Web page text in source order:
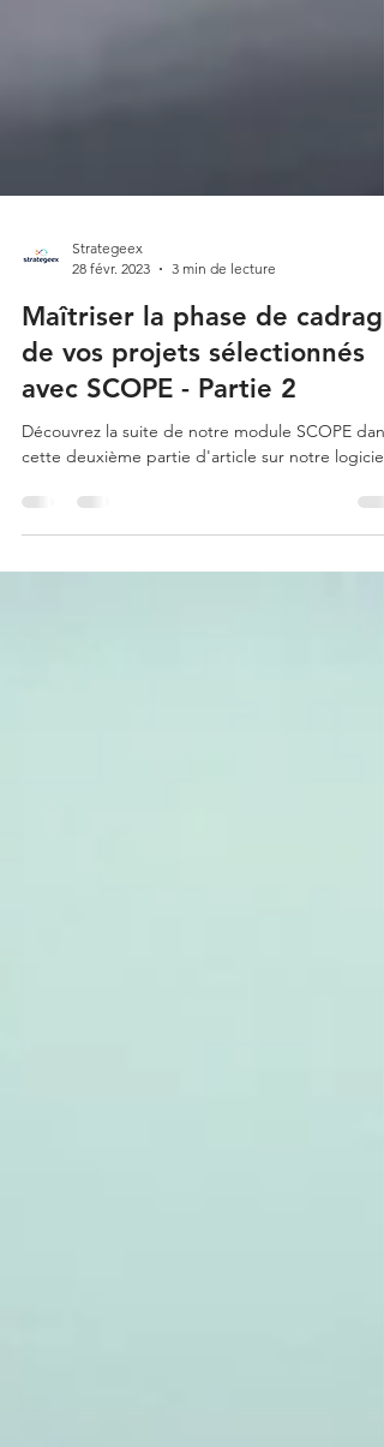
28 févr. 2023
3 min de lecture
Maîtriser la phase de cadrage
de vos projets sélectionnés
avec SCOPE - Partie 2
cette deuxième partie d'article sur notre logiciel.